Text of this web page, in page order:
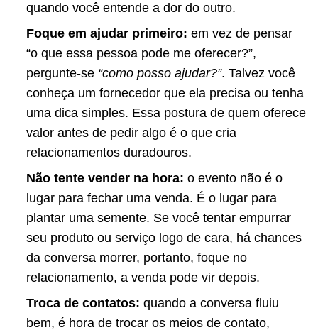
quando você entende a dor do outro.
Foque em ajudar primeiro: em vez de pensar
“o que essa pessoa pode me oferecer?”,
pergunte-se“como posso ajudar?”. Talvez você
conheça um fornecedor que ela precisa ou tenha
uma dica simples. Essa postura de quem oferece
valor antes de pedir algo é o que cria
relacionamentos duradouros.
Não tente vender na hora: o evento não é o
lugar para fechar uma venda. É o lugar para
plantar uma semente. Se você tentar empurrar
seu produto ou serviço logo de cara, há chances
da conversa morrer, portanto, foque no
relacionamento, a venda pode vir depois.
Troca de contatos: quando a conversa fluiu
bem, é hora de trocar os meios de contato,